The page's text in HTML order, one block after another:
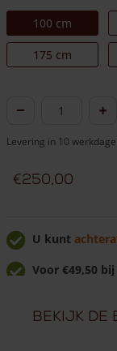
100 cm
175 cm
Kastanje
100
cm
Levering in 10
€250,00
U kunt
Voor €49,50 bij
Bekijk